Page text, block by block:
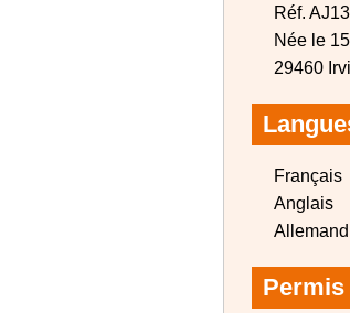
Réf.
Née le
29460
Français
Anglais
Allemand
Permis